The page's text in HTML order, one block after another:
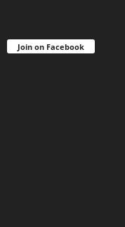
Join on Facebook